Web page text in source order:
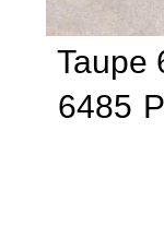
Taupe
6485